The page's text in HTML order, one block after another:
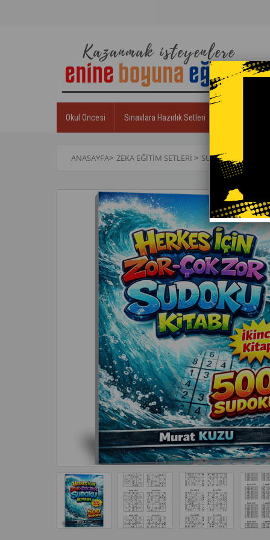
Okul Öncesi Sınavlara Hazırlık Setleri Zeka Eğitim
ANASAYFA> ZEKA EĞITIM SETLERI > SUDOKU KITAPLARI